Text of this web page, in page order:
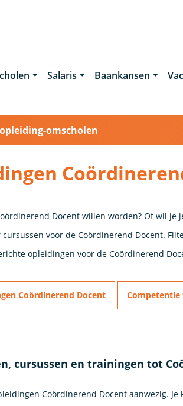
Salaris Baankansen
opleiding-omscholen
Docent willen worden? Of wil
voor de Coördinerend Docent.
opleidingen voor de Coördinerend
Coördinerend Docent Competentie
cursussen en trainingen tot
Coördinerend Docent aanwezig.